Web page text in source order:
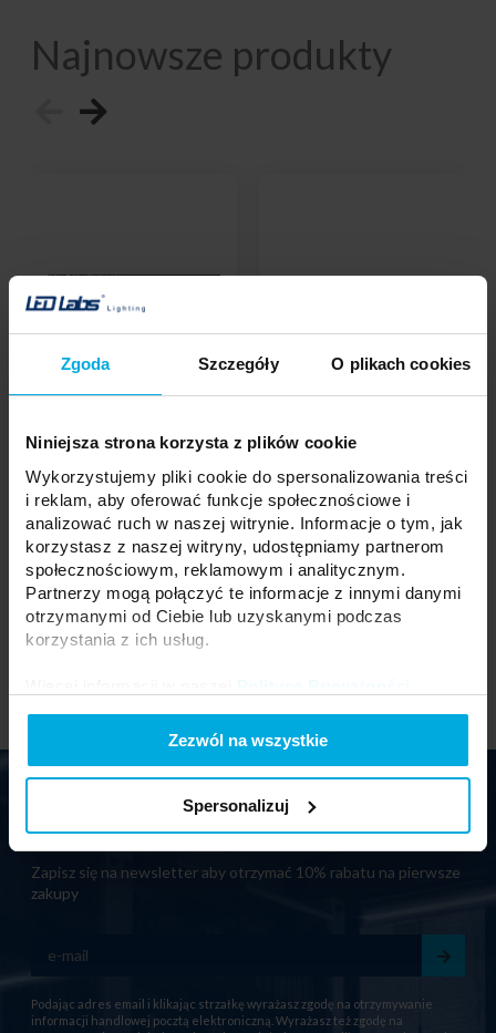
Zgoda Szczegóły O plikach cookies
Niniejsza strona korzysta z plików cookie
Wykorzystujemy pliki cookie do spersonalizowania treści
i reklam, aby oferować funkcje społecznościowe i
analizować ruch w naszej witrynie. Informacje o tym, jak
korzystasz z naszej witryny, udostępniamy partnerom
społecznościowym, reklamowym i analitycznym.
Partnerzy mogą połączyć te informacje z innymi danymi
otrzymanymi od Ciebie lub uzyskanymi podczas
korzystania z ich usług.
Zezwól na wszystkie
Spersonalizuj
Najnowsze produkty
Klosz LUMINES BASIC PC
Asymmetric 45 lens 2,02 m
11-3620-20
Skontaktuj się z Twoim
lokalnym dystrybutorem
LUMINES GENESIS Lampa
zwieszana GLOBE-S 10 W
CCT biała
37-0133-10
Skontaktuj się z Twoim
lokalnym dystrybutorem
Newsletter
Zapisz się na newsletter aby otrzymać 10% rabatu na pierwsze
zakupy
Podając adres email i klikając strzałkę wyrażasz zgodę na otrzymywanie
informacji handlowej pocztą elektroniczną. Wyrażasz też zgodę na